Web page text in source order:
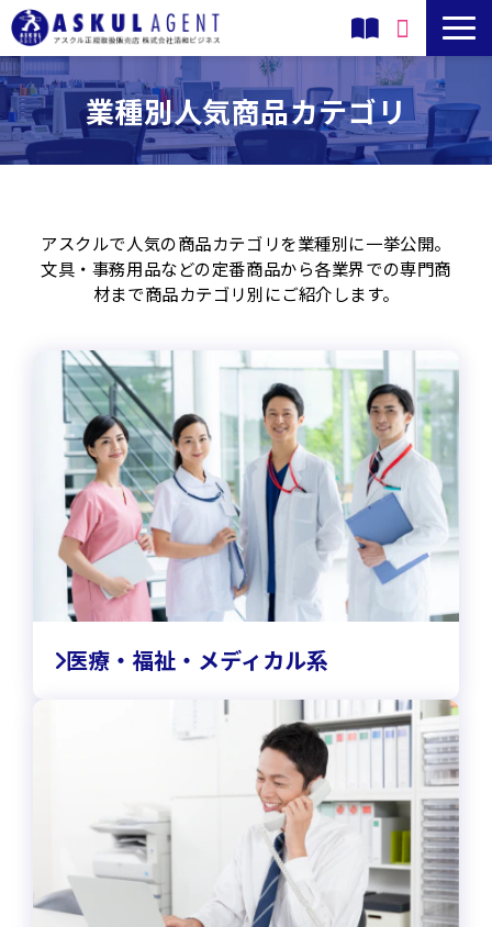
アスクルのサービス
累積購入割引（旧ソロエルアリーナ）とは
アスクルの商品
よくあるご質問
業種別人気商品カテゴリ
アスクルで人気の商品カテゴリを業種別に一挙公開。
文具・事務用品などの定番商品から各業界での専門商
材まで商品カテゴリ別にご紹介します。
医療・福祉・メディカル系